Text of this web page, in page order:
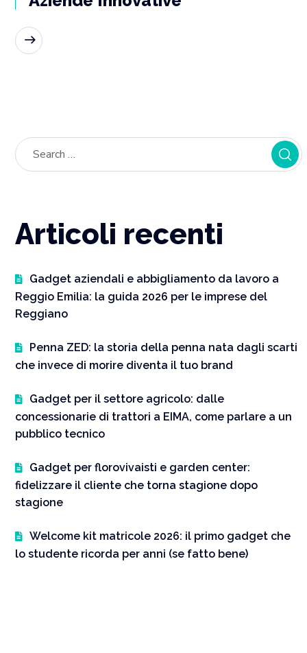
Articoli recenti
Gadget aziendali e abbigliamento da lavoro a
Reggio Emilia: la guida 2026 per le imprese del
Reggiano
Penna ZED: la storia della penna nata dagli scarti
che invece di morire diventa il tuo brand
Gadget per il settore agricolo: dalle
concessionarie di trattori a EIMA, come parlare a un
pubblico tecnico
Gadget per florovivaisti e garden center:
fidelizzare il cliente che torna stagione dopo
stagione
Welcome kit matricole 2026: il primo gadget che
lo studente ricorda per anni (se fatto bene)